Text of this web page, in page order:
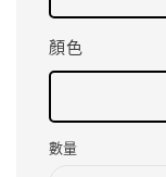
顏色
數量